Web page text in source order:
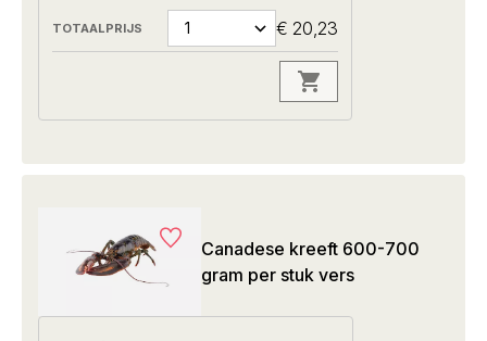
€ 20,23
Canadese kreeft 600-700
gram per stuk vers